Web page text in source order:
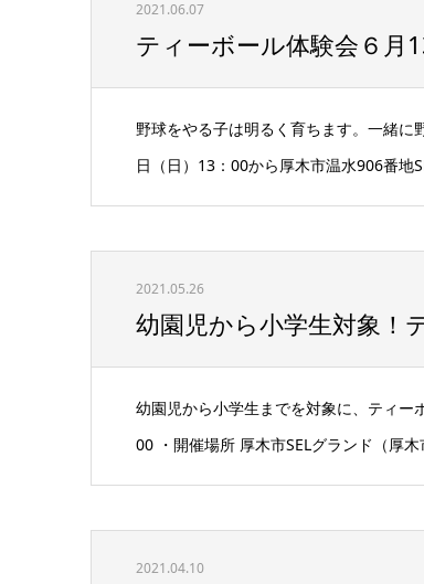
2021.06.07
ティーボール体験会６月
野球をやる子は明るく育ちます。一緒
日（日）13：00から厚木市温水906番
2021.05.26
幼園児から小学生対象！
幼園児から小学生までを対象に、ティ
00 ・開催場所 厚木市SELグランド（厚
2021.04.10